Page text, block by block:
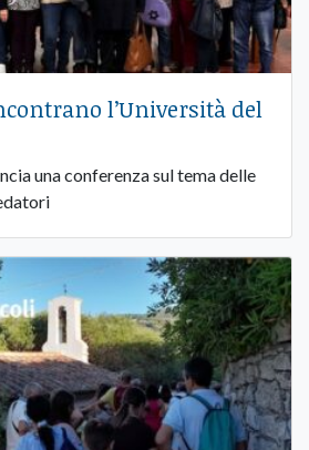
l’Università del
una conferenza sul tema delle